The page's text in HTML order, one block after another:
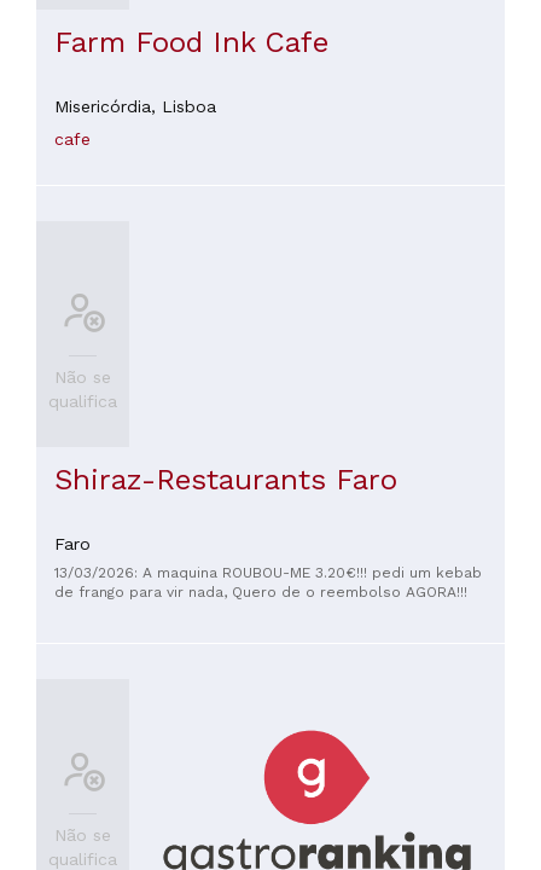
Farm Food Ink Cafe
Misericórdia, Lisboa
cafe
Não se
qualifica
Shiraz-Restaurants Faro
Faro
13/03/2026: A maquina ROUBOU-ME 3.20€!!! pedi um kebab
de frango para vir nada, Quero de o reembolso AGORA!!!
Não se
qualifica